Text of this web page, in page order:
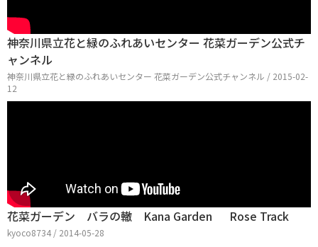
神奈川県立花と緑のふれあいセンター 花菜ガーデン公式チ
ャンネル
神奈川県立花と緑のふれあいセンター 花菜ガーデン公式チャンネル / 2015-02-
12
花菜ガーデン バラの轍 Kana Garden Rose Track
kyoco8734 / 2014-05-28